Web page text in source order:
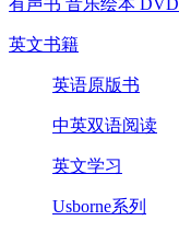
有声书 音乐绘本 DVD
英文书籍
英语原版书
中英双语阅读
英文学习
Usborne系列